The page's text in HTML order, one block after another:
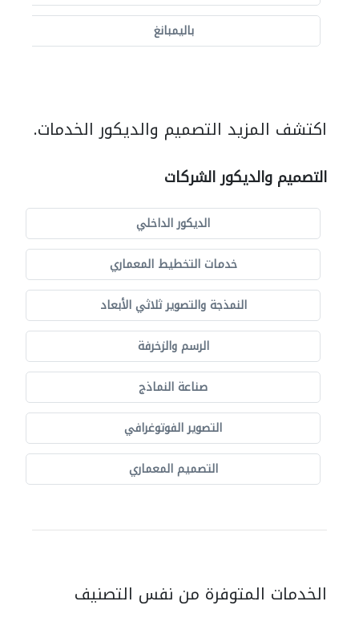
باليمبانغ
اكتشف المزيد التصميم والديكور الخدمات.
التصميم والديكور الشركات
الديكور الداخلي
خدمات التخطيط المعماري
النمذجة والتصوير ثلاثي الأبعاد
الرسم والزخرفة
صناعة النماذج
التصوير الفوتوغرافي
التصميم المعماري
الخدمات المتوفرة من نفس التصنيف